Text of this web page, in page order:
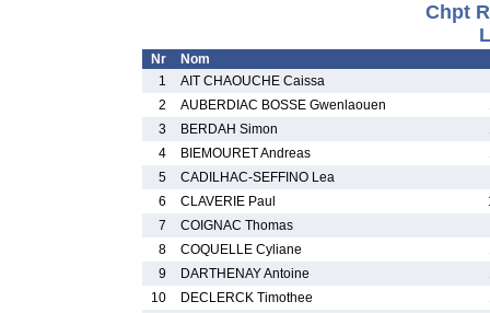
Chpt
Nr
Nom
1
AIT CHAOUCHE Caissa
2
AUBERDIAC BOSSE Gwenlaouen
3
BERDAH Simon
4
BIEMOURET Andreas
5
CADILHAC-SEFFINO Lea
6
CLAVERIE Paul
7
COIGNAC Thomas
8
COQUELLE Cyliane
9
DARTHENAY Antoine
10
DECLERCK Timothee